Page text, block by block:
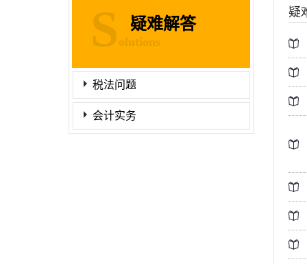
疑难解答
S olutions
税法问题
会计实务
疑